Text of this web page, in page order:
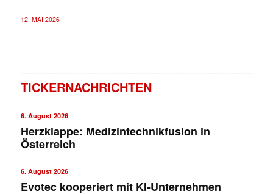
12. MAI 2026
TICKERNACHRICHTEN
6. August 2026
Herzklappe: Medizintechnikfusion in
Österreich
6. August 2026
Evotec kooperiert mit KI-Unternehmen